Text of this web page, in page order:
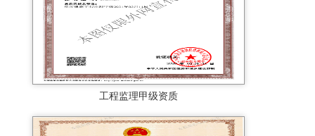
工程监理甲级资质